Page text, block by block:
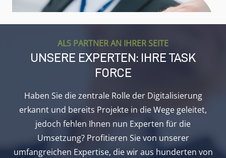
ALS PARTNER AN IHRER SEITE
UNSERE EXPERTEN: IHRE TASK
FORCE
Haben Sie die zentrale Rolle der Digitalisierung
erkannt und bereits Projekte in die Wege geleitet,
jedoch fehlen Ihnen nun Experten für die
Umsetzung? Profitieren Sie von unserer
umfangreichen Expertise, die wir aus hunderten von